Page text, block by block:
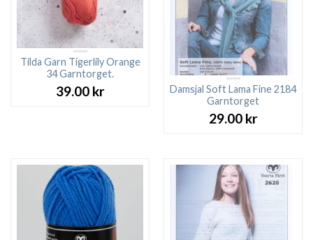
Tilda Garn Tigerlily Orange
34 Garntorget.
39.00 kr
Damsjal Soft Lama Fine 2184
Garntorget
29.00 kr